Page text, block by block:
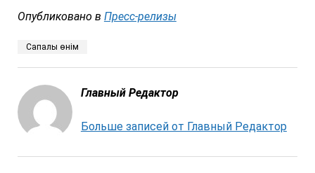
Опубликовано в Пресс-релизы
Сапалы өнім
Главный Редактор
Больше записей от Главный Редактор